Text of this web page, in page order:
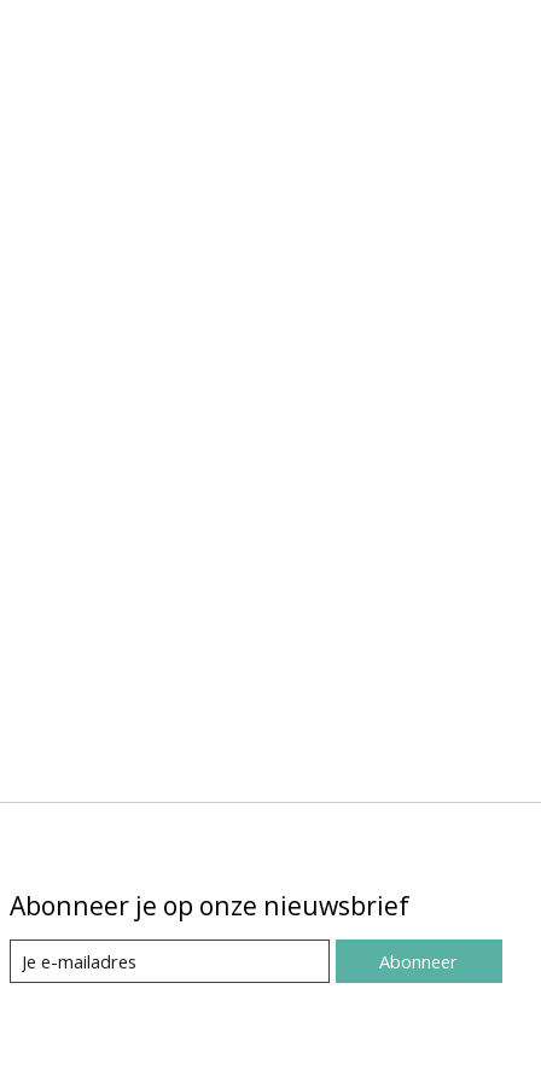
Abonneer je op onze nieuwsbrief
Abonneer